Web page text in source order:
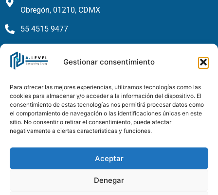
Gestionar consentimiento
Para ofrecer las mejores experiencias, utilizamos tecnologías como las
cookies para almacenar y/o acceder a la información del dispositivo. El
consentimiento de estas tecnologías nos permitirá procesar datos como
el comportamiento de navegación o las identificaciones únicas en este
sitio. No consentir o retirar el consentimiento, puede afectar
negativamente a ciertas características y funciones.
Aceptar
Denegar
Obregón, 01210, CDMX
55 4515 9477
LinkedIn
Aviso de Privacidad
Política de Privacidad